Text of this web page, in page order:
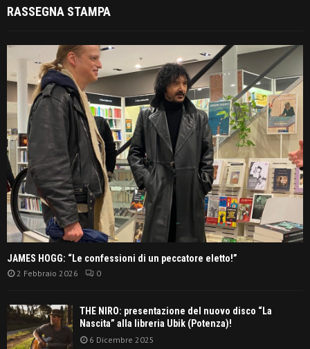
RASSEGNA STAMPA
JAMES HOGG: “Le confessioni di un peccatore eletto!”
2 Febbraio 2026 0
THE NIRO: presentazione del nuovo disco “La
Nascita” alla libreria Ubik (Potenza)!
6 Dicembre 2025